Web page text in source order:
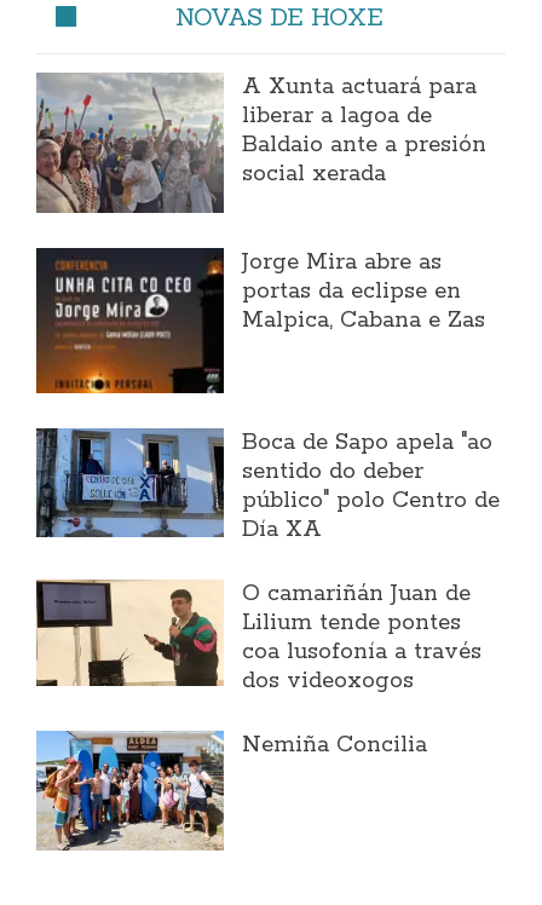
NOVAS DE HOXE
A Xunta actuará para
liberar a lagoa de
Baldaio ante a presión
social xerada
Jorge Mira abre as
portas da eclipse en
Malpica, Cabana e Zas
Boca de Sapo apela "ao
sentido do deber
público" polo Centro de
Día XA
O camariñán Juan de
Lilium tende pontes
coa lusofonía a través
dos videoxogos
Nemiña Concilia